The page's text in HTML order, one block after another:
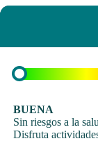
BUENA
Sin riesgos a la
Disfruta